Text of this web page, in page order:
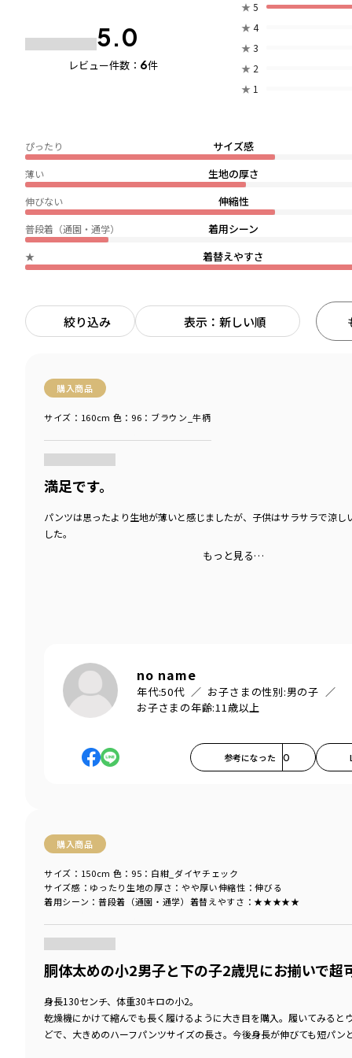
5.0
レビュー件数： 6件
★ 5
★ 4
★ 3
★ 2
★ 1
サイズ感
ぴったり
生地の厚さ
薄い
伸縮性
伸びない
着用シーン
普段着（通園・通学）
着替えやすさ
★
絞り込み 表示：新しい順
購入商品
サイズ：160cm 色：96：ブラウン_牛柄
満足です。
パンツは思ったより生地が薄いと感じましたが、子供はサラサラで涼し
した。
もっと見る…
no name
年代:50代 お子さまの性別:男の子
お子さまの年齢:11歳以上
参考になった 0
購入商品
サイズ感 ：ゆったり 生地の厚さ ：やや厚い伸縮性 ：伸びる
着用シーン ：普段着（通園・通学） 着替えやすさ ：★★★★★
サイズ：150cm 色：95：白紺_ダイヤチェック
胴体太めの小2男子と下の子2歳児にお揃いで超
身長130センチ、体重30キロの小2。
乾燥機にかけて縮んでも長く履けるように大き目を購入。履いてみると
どで、大きめのハーフパンツサイズの長さ。今後身長が伸びても短パン